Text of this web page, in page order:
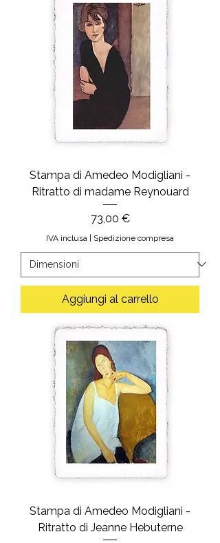
Stampa di Amedeo Modigliani -
Ritratto di madame Reynouard
Prezzo
73,00 €
IVA inclusa | Spedizione compresa
Aggiungi al carrello
Stampa di Amedeo Modigliani -
Ritratto di Jeanne Hebuterne